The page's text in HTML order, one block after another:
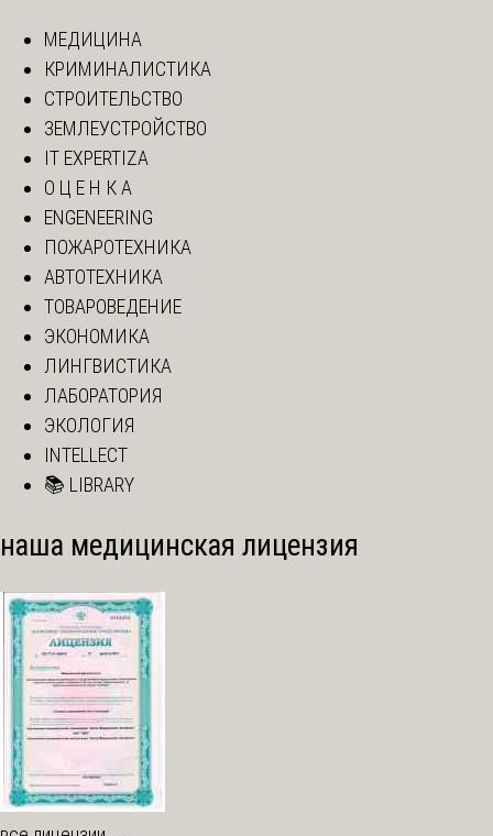
МЕДИЦИНА
КРИМИНАЛИСТИКА
СТРОИТЕЛЬСТВО
ЗЕМЛЕУСТРОЙСТВО
IT EXPERTIZA
О Ц Е Н К А
ENGENEERING
ПОЖАРОТЕХНИКА
АВТОТЕХНИКА
ТОВАРОВЕДЕНИЕ
ЭКОНОМИКА
ЛИНГВИСТИКА
ЛАБОРАТОРИЯ
ЭКОЛОГИЯ
INTELLECT
📚 LIBRARY
наша медицинская лицензия